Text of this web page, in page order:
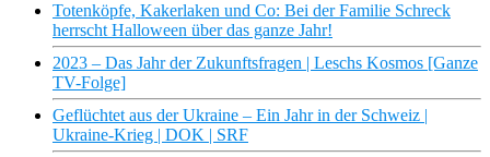
Totenköpfe, Kakerlaken und Co: Bei der Familie Schreck
herrscht Halloween über das ganze Jahr!
2023 – Das Jahr der Zukunftsfragen | Leschs Kosmos [Ganze
TV-Folge]
Geflüchtet aus der Ukraine – Ein Jahr in der Schweiz |
Ukraine-Krieg | DOK | SRF